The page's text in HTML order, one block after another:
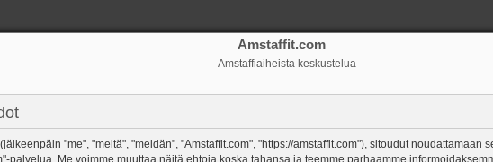
Amstaffit.com
Amstaffiaiheista keskustelua
"me", "meitä", "meidän", "Amstaffit.com", "https://amstaffit.com"), sitoudut
palvelua. Me voimme muuttaa näitä ehtoja koska tahansa ja teemme parhaamme